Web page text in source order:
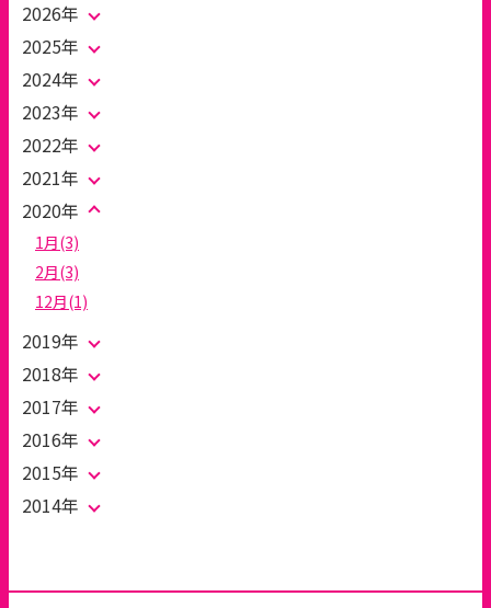
2026年
2025年
2024年
2023年
2022年
2021年
2020年
1月(3)
2月(3)
12月(1)
2019年
2018年
2017年
2016年
2015年
2014年